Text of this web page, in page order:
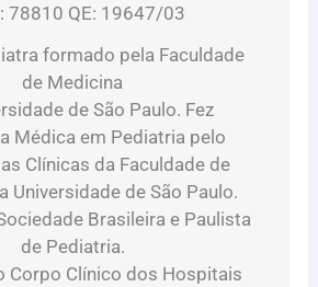
78810 QE: 19647/03
formado pela Faculdade
de Medicina
de São Paulo. Fez
Médica em Pediatria pelo
Clínicas da Faculdade de
Universidade de São Paulo.
Brasileira e Paulista
de Pediatria.
Corpo Clínico dos Hospitais